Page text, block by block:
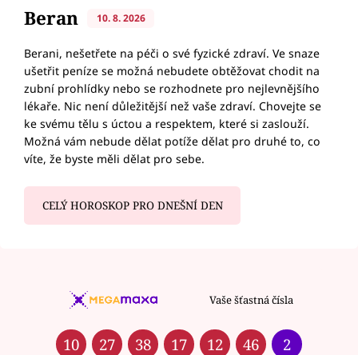
Beran 10. 8. 2026
Berani, nešetřete na péči o své fyzické zdraví. Ve snaze
ušetřit peníze se možná nebudete obtěžovat chodit na
zubní prohlídky nebo se rozhodnete pro nejlevnějšího
lékaře. Nic není důležitější než vaše zdraví. Chovejte se
ke svému tělu s úctou a respektem, které si zaslouží.
Možná vám nebude dělat potíže dělat pro druhé to, co
víte, že byste měli dělat pro sebe.
CELÝ HOROSKOP PRO DNEŠNÍ DEN
Vaše šťastná čísla
10 27 38 17 12 46 2